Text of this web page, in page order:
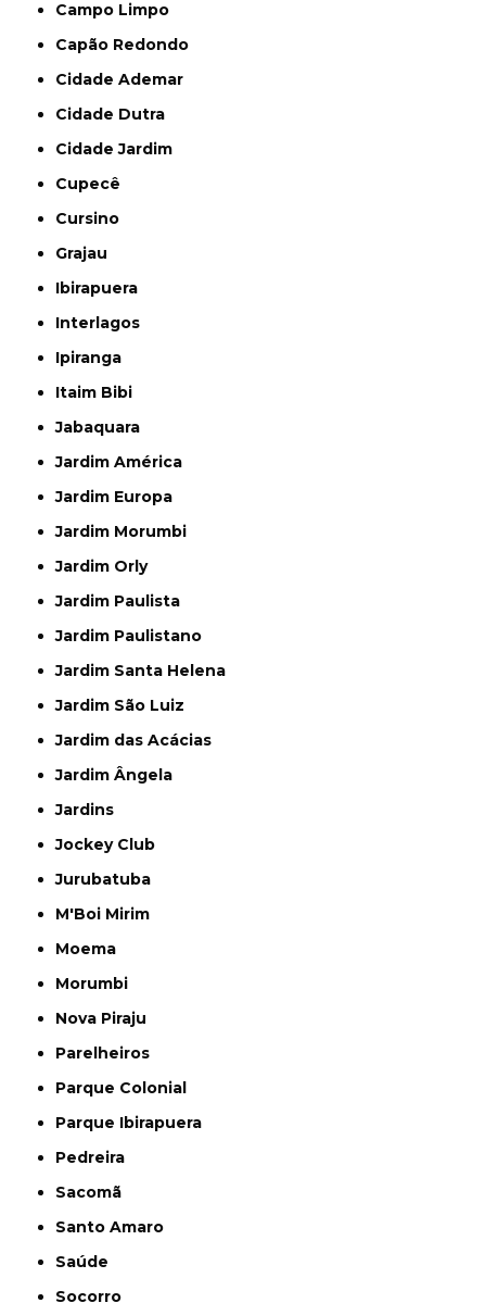
Campo Limpo
Capão Redondo
Cidade Ademar
Cidade Dutra
Cidade Jardim
Cupecê
Cursino
Grajau
Ibirapuera
Interlagos
Ipiranga
Itaim Bibi
Jabaquara
Jardim América
Jardim Europa
Jardim Morumbi
Jardim Orly
Jardim Paulista
Jardim Paulistano
Jardim Santa Helena
Jardim São Luiz
Jardim das Acácias
Jardim Ângela
Jardins
Jockey Club
Jurubatuba
M'Boi Mirim
Moema
Morumbi
Nova Piraju
Parelheiros
Parque Colonial
Parque Ibirapuera
Pedreira
Sacomã
Santo Amaro
Saúde
Socorro